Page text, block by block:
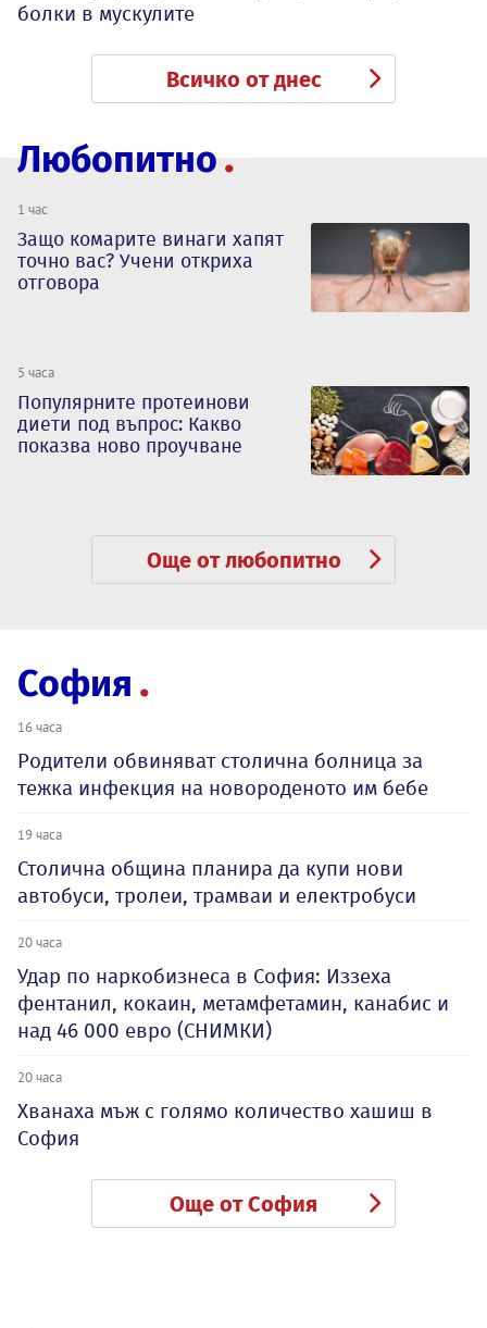
болки в мускулите
Всичко от днес
Любопитно
1 час
Защо комарите винаги хапят
точно вас? Учени откриха
отговора
5 часа
Популярните протеинови
диети под въпрос: Какво
показва ново проучване
Още от любопитно
София
16 часа
Родители обвиняват столична болница за
тежка инфекция на новороденото им бебе
19 часа
Столична община планира да купи нови
автобуси, тролеи, трамваи и електробуси
20 часа
Удар по наркобизнеса в София: Иззеха
фентанил, кокаин, метамфетамин, канабис и
над 46 000 евро (СНИМКИ)
20 часа
Хванаха мъж с голямо количество хашиш в
София
Още от София